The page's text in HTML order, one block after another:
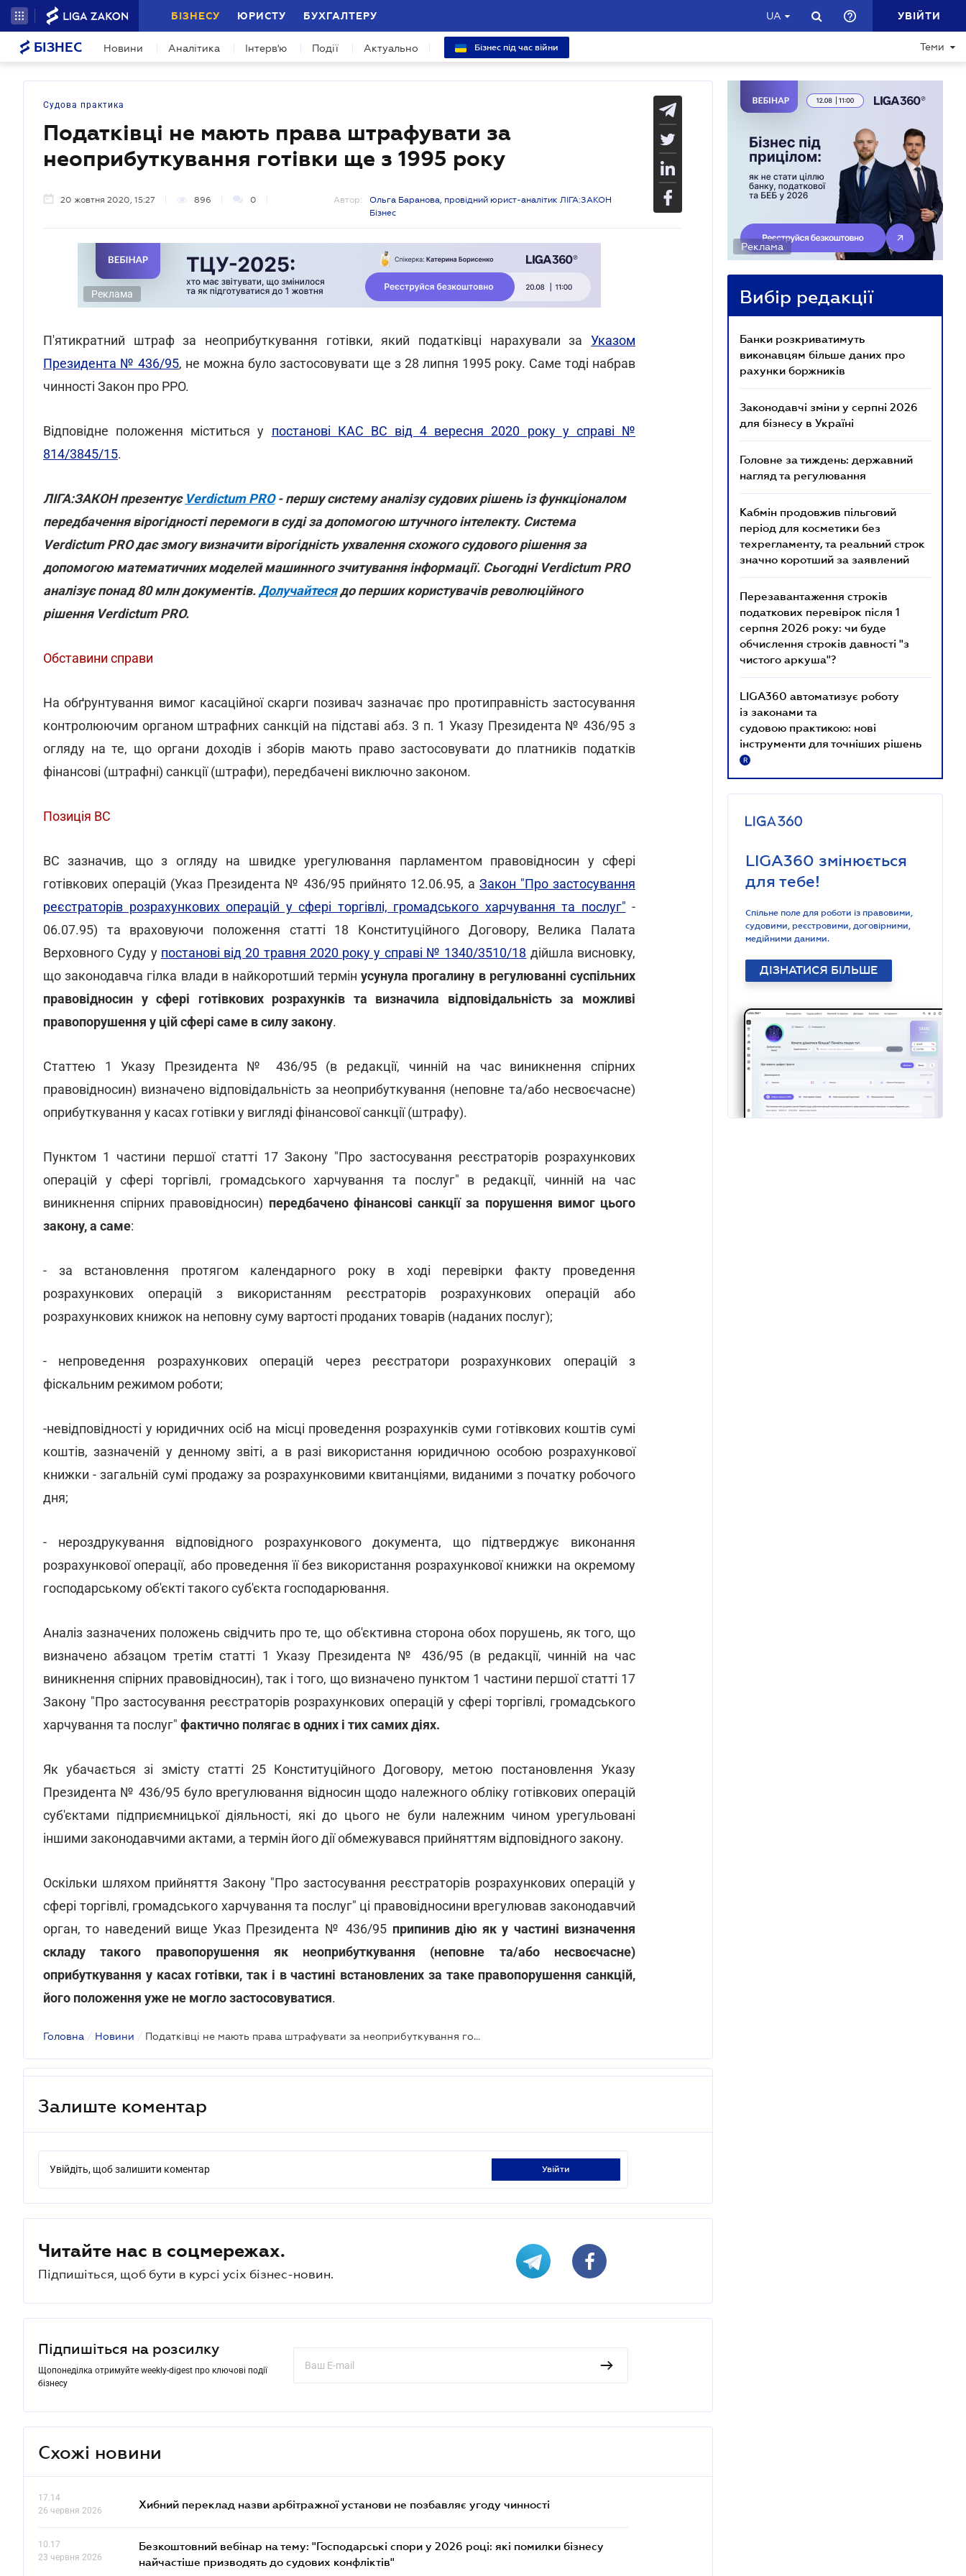
БІЗНЕСУ ЮРИСТУ БУХГАЛТЕРУ UA УВІЙТИ
БІЗНЕС Новини Аналітика Інтерв'ю Події Актуально Бізнес під час війни Теми
Судова практика
Податківці не мають права штрафувати за
неоприбуткування готівки ще з 1995 року
20 жовтня 2020, 15:27 896 0 Автор:
Ольга Баранова, провідний юрист-аналітик ЛІГА:ЗАКОН
Бізнес
Реклама
П'ятикратний штраф за неоприбуткування готівки, який податківці нарахували за Указом
Президента № 436/95, не можна було застосовувати ще з 28 липня 1995 року. Саме тоді набрав
чинності Закон про РРО.
Відповідне положення міститься у постанові КАС ВС від 4 вересня 2020 року у справі №
814/3845/15.
ЛІГА:ЗАКОН презентує Verdictum PRO- першу систему аналізу судових рішень із функціоналом
передбачення вірогідності перемоги в суді за допомогою штучного інтелекту. Система
Verdictum PRO дає змогу визначити вірогідність ухвалення схожого судового рішення за
допомогою математичних моделей машинного зчитування інформації. Сьогодні Verdictum PRO
аналізує понад 80 млн документів.Долучайтесядо перших користувачів революційного
рішення Verdictum PRO.
Обставини справи
На обґрунтування вимог касаційної скарги позивач зазначає про протиправність застосування
контролюючим органом штрафних санкцій на підставі абз. 3 п. 1 Указу Президента № 436/95 з
огляду на те, що органи доходів і зборів мають право застосовувати до платників податків
фінансові (штрафні) санкції (штрафи), передбачені виключно законом.
Позиція ВС
ВС зазначив, що з огляду на швидке урегулювання парламентом правовідносин у сфері
готівкових операцій (Указ Президента № 436/95 прийнято 12.06.95, а Закон "Про застосування
реєстраторів розрахункових операцій у сфері торгівлі, громадського харчування та послуг" -
06.07.95) та враховуючи положення статті 18 Конституційного Договору, Велика Палата
Верховного Суду у постанові від 20 травня 2020 року у справі № 1340/3510/18 дійшла висновку,
що законодавча гілка влади в найкоротший термінусунула прогалину в регулюванні суспільних
правовідносин у сфері готівкових розрахунків та визначила відповідальність за можливі
правопорушення у цій сфері саме в силу закону.
Статтею 1 Указу Президента № 436/95 (в редакції, чинній на час виникнення спірних
правовідносин) визначено відповідальність за неоприбуткування (неповне та/або несвоєчасне)
оприбуткування у касах готівки у вигляді фінансової санкції (штрафу).
Пунктом 1 частини першої статті 17 Закону "Про застосування реєстраторів розрахункових
операцій у сфері торгівлі, громадського харчування та послуг" в редакції, чинній на час
виникнення спірних правовідносин) передбачено фінансові санкції за порушення вимог цього
закону, а саме:
- за встановлення протягом календарного року в ході перевірки факту проведення
розрахункових операцій з використанням реєстраторів розрахункових операцій або
розрахункових книжок на неповну суму вартості проданих товарів (наданих послуг);
- непроведення розрахункових операцій через реєстратори розрахункових операцій з
фіскальним режимом роботи;
-невідповідності у юридичних осіб на місці проведення розрахунків суми готівкових коштів сумі
коштів, зазначеній у денному звіті, а в разі використання юридичною особою розрахункової
книжки - загальній сумі продажу за розрахунковими квитанціями, виданими з початку робочого
дня;
- нероздрукування відповідного розрахункового документа, що підтверджує виконання
розрахункової операції, або проведення її без використання розрахункової книжки на окремому
господарському об'єкті такого суб'єкта господарювання.
Аналіз зазначених положень свідчить про те, що об'єктивна сторона обох порушень, як того, що
визначено абзацом третім статті 1 Указу Президента № 436/95 (в редакції, чинній на час
виникнення спірних правовідносин), так і того, що визначено пунктом 1 частини першої статті 17
Закону "Про застосування реєстраторів розрахункових операцій у сфері торгівлі, громадського
харчування та послуг" фактично полягає в одних і тих самих діях.
Як убачається зі змісту статті 25 Конституційного Договору, метою постановлення Указу
Президента № 436/95 було врегулювання відносин щодо належного обліку готівкових операцій
суб'єктами підприємницької діяльності, які до цього не були належним чином урегульовані
іншими законодавчими актами, а термін його дії обмежувався прийняттям відповідного закону.
Оскільки шляхом прийняття Закону "Про застосування реєстраторів розрахункових операцій у
сфері торгівлі, громадського харчування та послуг" ці правовідносини врегулював законодавчий
орган, то наведений вище Указ Президента № 436/95 припинив дію як у частині визначення
складу такого правопорушення як неоприбуткування (неповне та/або несвоєчасне)
оприбуткування у касах готівки, так і в частині встановлених за таке правопорушення санкцій,
його положення уже не могло застосовуватися.
Головна / Новини / Податківці не мають права штрафувати за неоприбуткування готівки ще з 1995 року
Залиште коментар
Увійдіть, щоб залишити коментар увійти
Читайте нас в соцмережах.
Підпишіться, щоб бути в курсі усіх бізнес-новин.
Підпишіться на розсилку
Щопонеділка отримуйте weekly-digest про ключові події
бізнесу
Схожі новини
17.14
26 червня 2026
Хибний переклад назви арбітражної установи не позбавляє угоду чинності
10.17
23 червня 2026
Безкоштовний вебінар на тему: "Господарські спори у 2026 році: які помилки бізнесу
найчастіше призводять до судових конфліктів"
Реклама
Вибір редакції
Банки розкриватимуть
виконавцям більше даних про
рахунки боржників
Законодавчі зміни у серпні 2026
для бізнесу в Україні
Головне за тиждень: державний
нагляд та регулювання
Кабмін продовжив пільговий
період для косметики без
техрегламенту, та реальний строк
значно коротший за заявлений
Перезавантаження строків
податкових перевірок після 1
серпня 2026 року: чи буде
обчислення строків давності "з
чистого аркуша"?
LIGA360 автоматизує роботу
із законами та
судовою практикою: нові
інструменти для точніших рішень
R
LIGA360 змінюється
для тебе!
Спільне поле для роботи із правовими,
судовими, реєстровими, договірними,
медійними даними.
ДІЗНАТИСЯ БІЛЬШЕ